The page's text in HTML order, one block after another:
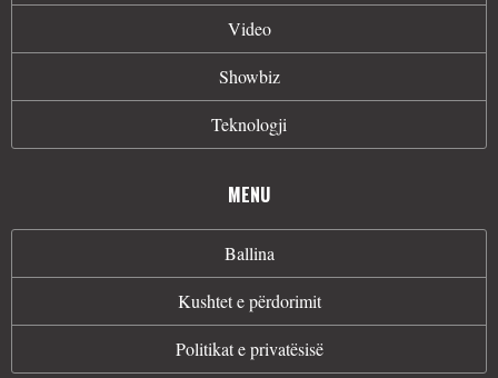
Video
Showbiz
Teknologji
MENU
Ballina
Kushtet e përdorimit
Politikat e privatësisë